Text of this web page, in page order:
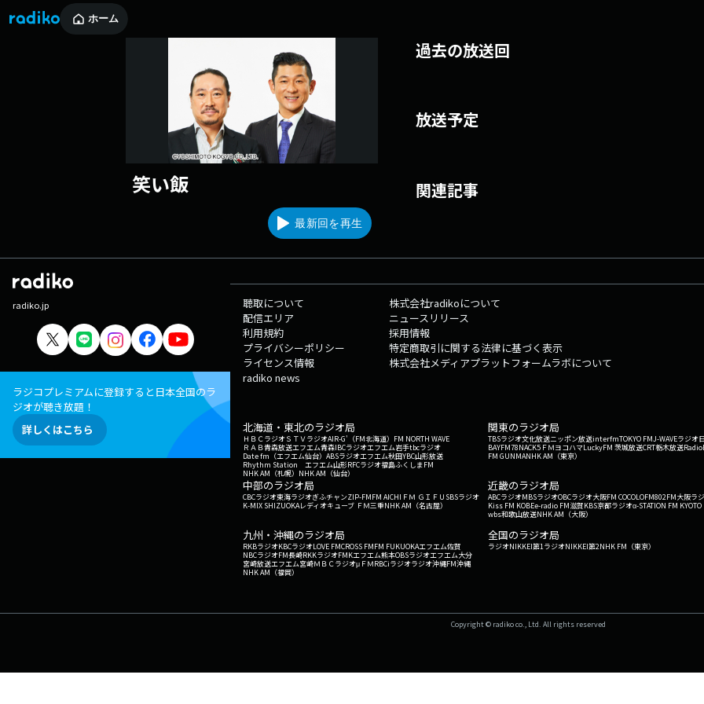
ホーム
笑い飯
最新回を再生
過去の放送回
放送予定
関連記事
radiko.jp
ラジコプレミアムに登録すると日本全国のラ
ジオが聴き放題！
詳しくはこちら
聴取について
配信エリア
利用規約
プライバシーポリシー
ライセンス情報
radiko news
株式会社radikoについて
ニュースリリース
採用情報
特定商取引に関する法律に基づく表示
株式会社メディアプラットフォームラボについて
北海道・東北のラジオ局
ＨＢＣラジオＳＴＶラジオAIR-G'（FM北海道） FM NORTH WAVE
ＲＡＢ青森放送エフエム青森IBCラジオエフエム岩手tbcラジオ
Date fm（エフエム仙台） ABSラジオエフエム秋田YBC山形放送
Rhythm Station エフエム山形RFCラジオ福島ふくしまFM
NHK AM（札幌） NHK AM（仙台）
関東のラジオ局
TBSラジオ文化放送ニッポン放送interfmTOKYO FMJ-WAVEラジオ
BAYFM78NACK5 ＦＭヨコハマLuckyFM 茨城放送CRT栃木放送
FM GUNMANHK AM（東京）
中部のラジオ局
CBCラジオ東海ラジオぎふチャンZIP-FMFM AICHI ＦＭ ＧＩＦＵ SBSラジオ
K-MIX SHIZUOKAレディオキューブ ＦＭ三重NHK AM（名古屋）
近畿のラジオ局
ABCラジオMBSラジオOBCラジオ大阪FM COCOLOFM802FM大阪ラ
Kiss FM KOBEe-radio FM滋賀KBS京都ラジオα-STATION FM KYOTO
wbs和歌山放送NHK AM（大阪）
九州・沖縄のラジオ局
RKBラジオKBCラジオLOVE FMCROSS FMFM FUKUOKAエフエム佐賀
NBCラジオFM長崎RKKラジオFMKエフエム熊本OBSラジオエフエム大分
宮崎放送エフエム宮崎ＭＢＣラジオμＦＭRBCiラジオラジオ沖縄FM沖縄
NHK AM（福岡）
全国のラジオ局
ラジオNIKKEI第1ラジオNIKKEI第2NHK FM（東京）
Copyright © radiko co., Ltd. All rights reserved